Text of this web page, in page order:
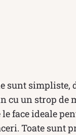
sunt simpliste,
cu un strop de
le face ideale
Toate sunt